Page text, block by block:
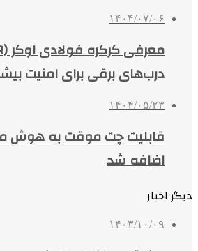
۱۴۰۴/۰۷/۰۶
درب‌های برقی برای امنیت
۱۴۰۴/۰۵/۲۳
قابلیت چت موقت به هوش
اضافه شد
دیگر اخبار
۱۴۰۳/۱۰/۰۹